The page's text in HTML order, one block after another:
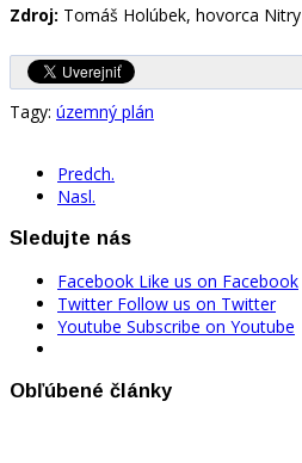
Zdroj: Tomáš Holúbek, hovorca Nitry
Tagy: územný plán
Predch.
Nasl.
Sledujte nás
Facebook Like us on Facebook
Twitter Follow us on Twitter
Youtube Subscribe on Youtube
Obľúbené články